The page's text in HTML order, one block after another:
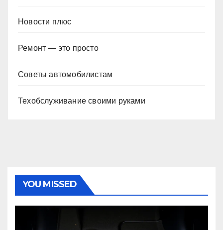
Новости плюс
Ремонт — это просто
Советы автомобилистам
Техобслуживание своими руками
YOU MISSED